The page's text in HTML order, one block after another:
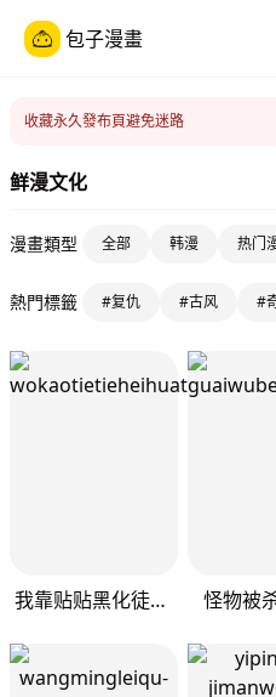
包子漫畫
收藏永久發布頁避免迷路
鲜漫文化
漫畫類型 全部 韩漫 热门
熱門標籤 #复仇 #古风 #
我靠贴贴黑化徒弟续命 怪物被